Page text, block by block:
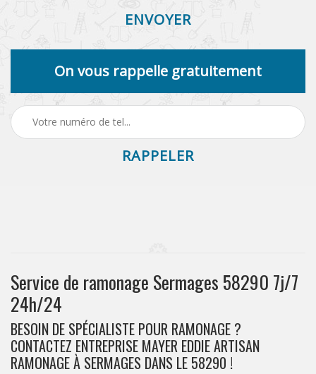
On vous rappelle gratuitement
Service de ramonage Sermages 58290 7j/7
24h/24
BESOIN DE SPÉCIALISTE POUR RAMONAGE ?
CONTACTEZ ENTREPRISE MAYER EDDIE ARTISAN
RAMONAGE À SERMAGES DANS LE 58290 !